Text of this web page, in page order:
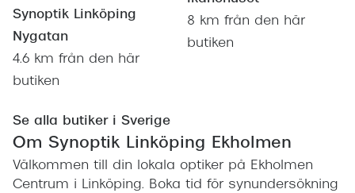
Synoptik Linköping
Nygatan
4.6 km från den här
butiken
8 km från den här
butiken
Se alla butiker i Sverige
Om Synoptik Linköping Ekholmen
Välkommen till din lokala optiker på Ekholmen
Centrum i Linköping. Boka tid för synundersökning